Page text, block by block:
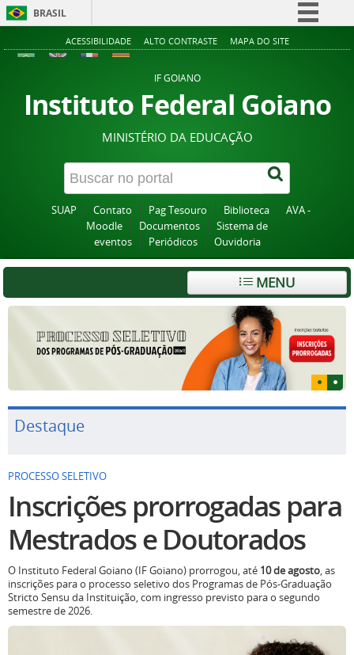
BRASIL
Simplifique!
Acesso à informação
Legislação
Canais
ACESSIBILIDADE ALTO CONTRASTE MAPA DO SITE
IF GOIANO
Instituto Federal Goiano
MINISTÉRIO DA EDUCAÇÃO
SUAP Contato Pag Tesouro Biblioteca
AVA -
Moodle
Documentos
Sistema de
eventos
Periódicos Ouvidoria
MENU
Destaque
PROCESSO SELETIVO
Inscrições prorrogadas para
Mestrados e Doutorados
O Instituto Federal Goiano (IF Goiano) prorrogou, até 10 de agosto, as
inscrições para o processo seletivo dos Programas de Pós-Graduação
Stricto Sensu da Instituição, com ingresso previsto para o segundo
semestre de 2026.